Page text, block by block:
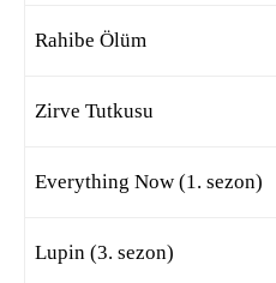
Rahibe Ölüm
Zirve Tutkusu
Everything Now (1. sezon)
Lupin (3. sezon)